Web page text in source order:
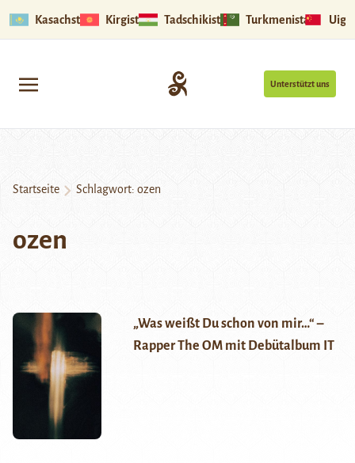
Kasachstan Kirgistan Tadschikistan Turkmenistan
Unterstützt uns
Startseite Schlagwort: ozen
ozen
„Was weißt Du schon von mir…“ –
Rapper The OM mit Debütalbum IT